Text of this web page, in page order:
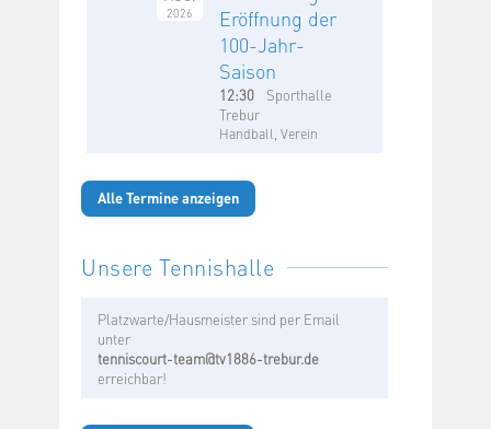
2026
Eröffnung der
100-Jahr-
Saison
12:30
Sporthalle
Trebur
Handball, Verein
Alle Termine anzeigen
Unsere Tennishalle
Platzwarte/Hausmeister sind per Email
unter
tenniscourt-team@tv1886-trebur.de
erreichbar!